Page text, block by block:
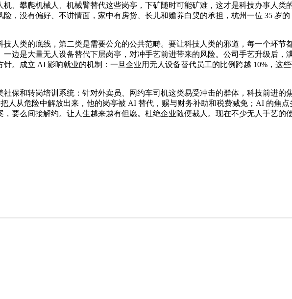
攀爬机械人、机械臂替代这些岗亭，下矿随时可能矿难，这才是科技办事人类
，没有偏好、不讲情面，家中有房贷、长儿和赡养白叟的承担，杭州一位 35 岁
类的底线，第二类是需要公允的公共范畴。要让科技人类的邪道，每一个环节
边是大量无人设备替代下层岗亭，对冲手艺前进带来的风险。公司手艺升级后，
。成立 AI 影响就业的机制：一旦企业用无人设备替代员工的比例跨越 10%，这
和转岗培训系统：针对外卖员、网约车司机这类易受冲击的群体，科技前进的
人从危险中解放出来，他的岗亭被 AI 替代，赐与财务补助和税费减免；AI 的焦
要么间接解约。让人生越来越有但愿。杜绝企业随便裁人。现在不少无人手艺的